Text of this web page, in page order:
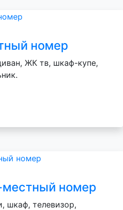
номер
ЖК тв, шкаф-купе,
номер
шкаф, телевизор,